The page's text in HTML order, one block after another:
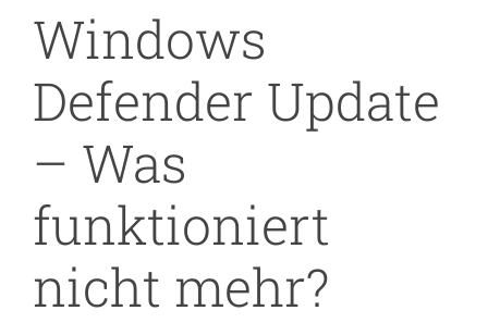
Windows
Defender Update
– Was
funktioniert
nicht mehr?